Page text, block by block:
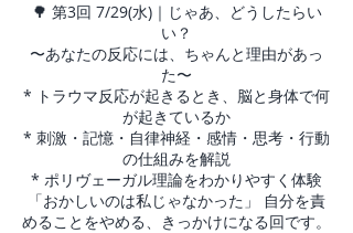
🌳 第3回 7/29(水)｜じゃあ、どうしたらい
い？
〜あなたの反応には、ちゃんと理由があっ
た〜
* トラウマ反応が起きるとき、脳と身体で何
が起きているか
* 刺激・記憶・自律神経・感情・思考・行動
の仕組みを解説
* ポリヴェーガル理論をわかりやすく体験
「おかしいのは私じゃなかった」 自分を責
めることをやめる、きっかけになる回です。